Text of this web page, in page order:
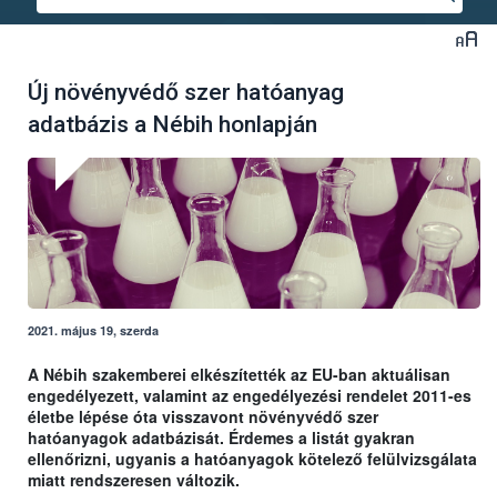
Új növényvédő szer hatóanyag
adatbázis a Nébih honlapján
2021. május 19, szerda
A Nébih szakemberei elkészítették az EU-ban aktuálisan
engedélyezett, valamint az engedélyezési rendelet 2011-es
életbe lépése óta visszavont növényvédő szer
hatóanyagok adatbázisát. Érdemes a listát gyakran
ellenőrizni, ugyanis a hatóanyagok kötelező felülvizsgálata
miatt rendszeresen változik.